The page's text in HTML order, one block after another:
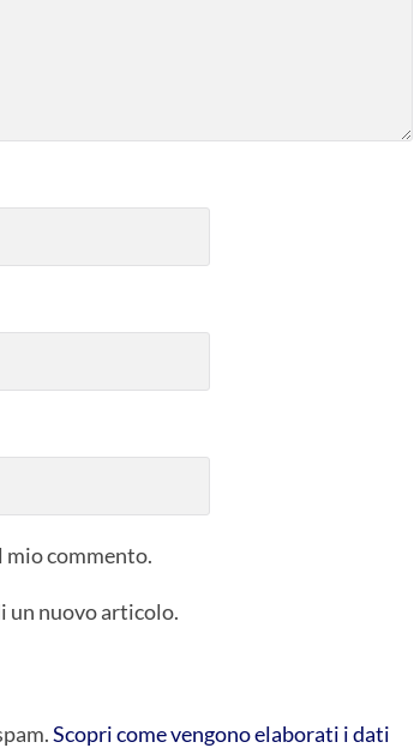
mio commento.
un nuovo articolo.
Scopri come vengono elaborati i dati